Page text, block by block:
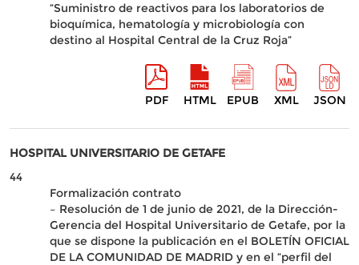
“Suministro de reactivos para los laboratorios de
bioquímica, hematología y microbiología con
destino al Hospital Central de la Cruz Roja”
PDF HTML EPUB XML JSON
HOSPITAL UNIVERSITARIO DE GETAFE
44
Formalización contrato
– Resolución de 1 de junio de 2021, de la Dirección-
Gerencia del Hospital Universitario de Getafe, por la
que se dispone la publicación en el BOLETÍN OFICIAL
DE LA COMUNIDAD DE MADRID y en el “perfil del